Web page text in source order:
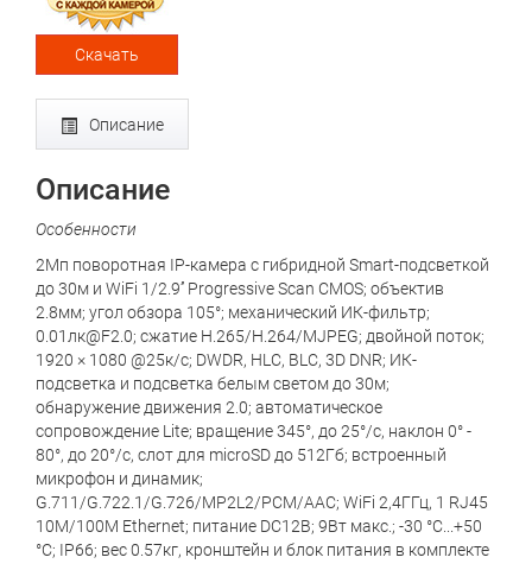
Скачать
Описание
Описание
Особенности
2Мп поворотная IP-камера с гибридной Smart-подсветкой
до 30м и WiFi 1/2.9’’ Progressive Scan CMOS; объектив
2.8мм; угол обзора 105°; механический ИК-фильтр;
0.01лк@F2.0; сжатие H.265/H.264/MJPEG; двойной поток;
1920 × 1080 @25к/с; DWDR, HLC, BLC, 3D DNR; ИК-
подсветка и подсветка белым светом до 30м;
обнаружение движения 2.0; автоматическое
сопровождение Lite; вращение 345°, до 25°/с, наклон 0° -
80°, до 20°/с, слот для microSD до 512Гб; встроенный
микрофон и динамик;
G.711/G.722.1/G.726/MP2L2/PCM/AAC; WiFi 2,4ГГц, 1 RJ45
10M/100M Ethernet; питание DC12В; 9Вт макс.; -30 °C...+50
°C; IP66; вес 0.57кг, кронштейн и блок питания в комплекте